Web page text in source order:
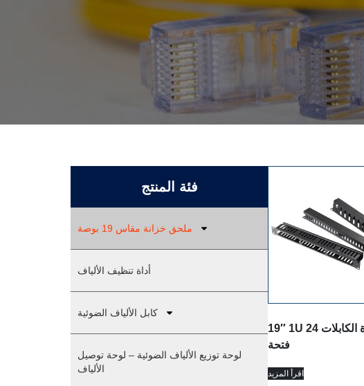
فئة المنتج
ملحق خزانة مقاس 19 بوصة
أداة تنظيف الألياف
كابل الألياف الضوئية
لوحة توزيع الألياف الضوئية – لوحة توصيل
الألياف
19″ 1U إدارة الكابلات 24
اقرأ المزيد